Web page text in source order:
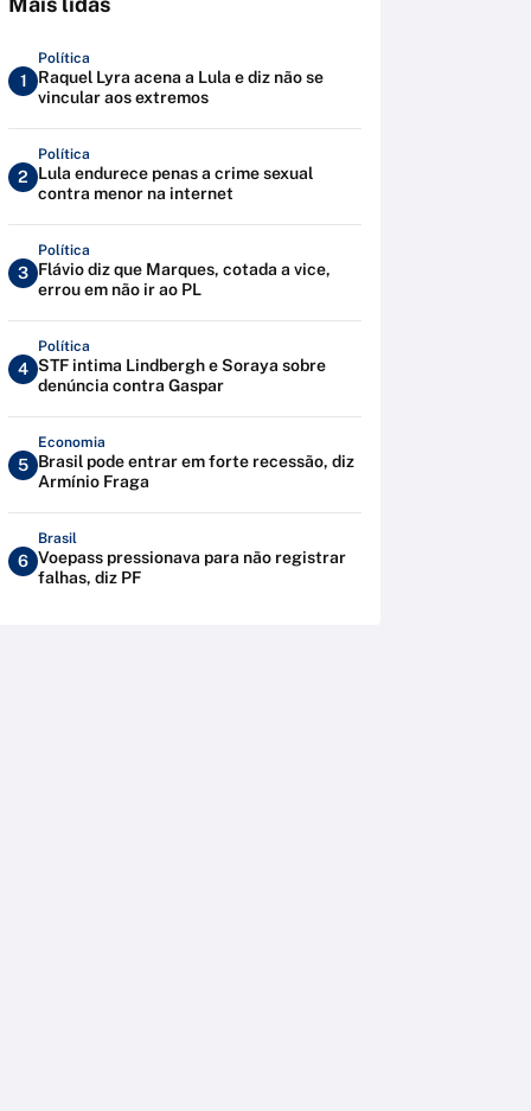
1
Política
Raquel Lyra acena a Lula e diz não se
vincular aos extremos
2
Política
Lula endurece penas a crime sexual
contra menor na internet
3
Política
Flávio diz que Marques, cotada a vice,
errou em não ir ao PL
4
Política
STF intima Lindbergh e Soraya sobre
denúncia contra Gaspar
5
Economia
Brasil pode entrar em forte recessão, diz
Armínio Fraga
6
Brasil
Voepass pressionava para não registrar
falhas, diz PF